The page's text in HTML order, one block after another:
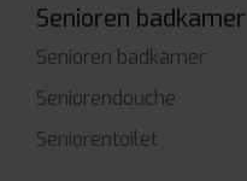
Senioren badkamer
Senioren badkamer
Seniorendouche
Seniorentoilet